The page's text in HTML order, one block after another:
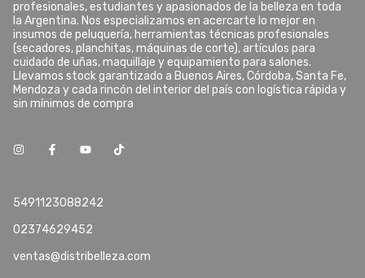
profesionales, estudiantes y apasionados de la belleza en toda
la Argentina. Nos especializamos en acercarte lo mejor en
insumos de peluquería, herramientas técnicas profesionales
(secadores, planchitas, máquinas de corte), artículos para
cuidado de uñas, maquillaje y equipamiento para salones.
Llevamos stock garantizado a Buenos Aires, Córdoba, Santa Fe,
Mendoza y cada rincón del interior del país con logística rápida y
sin mínimos de compra
5491123088242
02374629452
ventas@distribelleza.com